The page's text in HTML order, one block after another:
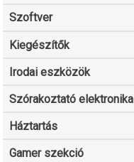
Szoftver
Kiegészítők
Irodai eszközök
Szórakoztató elektronika
Háztartás
Gamer szekció